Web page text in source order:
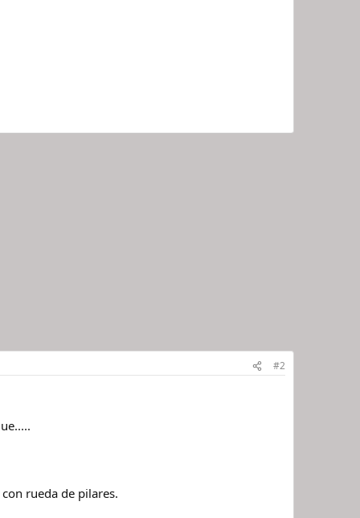
#2
rueda de pilares.